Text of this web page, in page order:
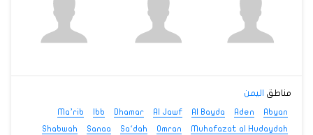
مناطق اليمن
Abyan
Aden
Al Bayda
Al Jawf
Dhamar
Ibb
Ma’rib
Muhafazat al Hudaydah
Omran
Sa‘dah
Sanaa
Shabwah